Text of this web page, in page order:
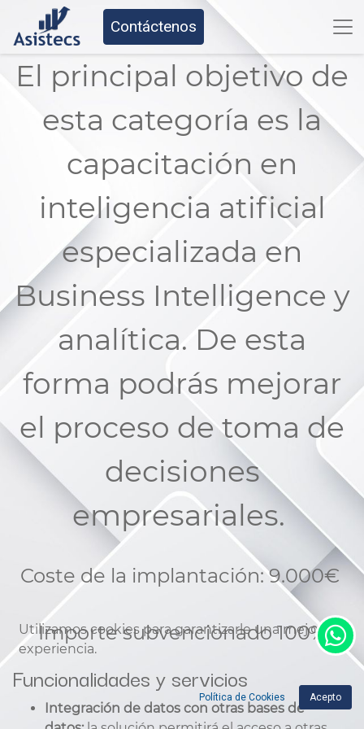
Contáctenos
El principal objetivo de
esta categoría es la
capacitación en
inteligencia atificial
especializada en
Business Intelligence y
analítica. De esta
forma podrás mejorar
el proceso de toma de
decisiones
empresariales.
Coste de la implantación: 9.000€
Importe subvencionado 100%
Funcionalidades y servicios
Integración de datos con otras bases de
Utilizamos cookies para garantizarle una mejor
experiencia.
Política de Cookies Acepto